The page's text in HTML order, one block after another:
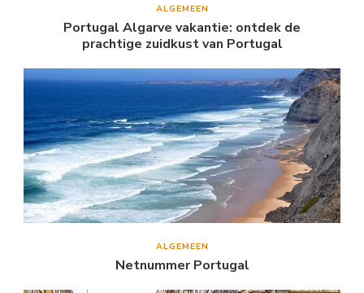
ALGEMEEN
Portugal Algarve vakantie: ontdek de
prachtige zuidkust van Portugal
ALGEMEEN
Netnummer Portugal